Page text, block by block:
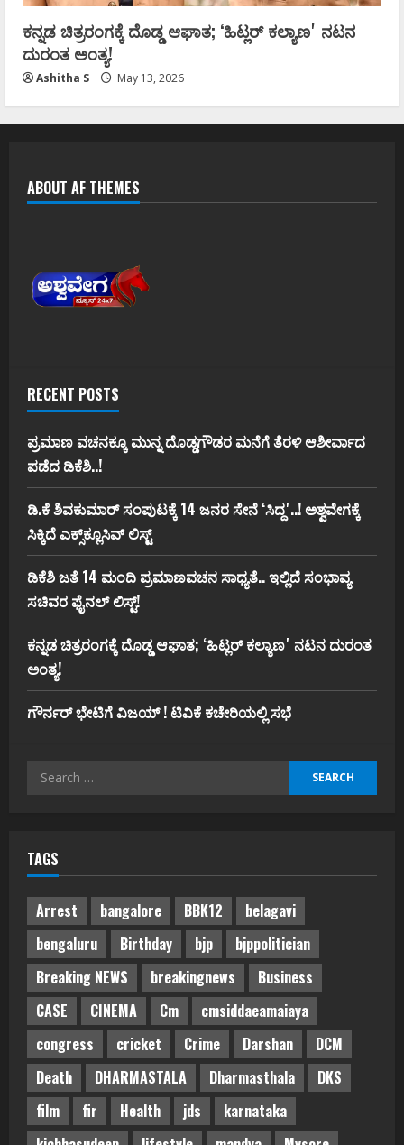
ಕನ್ನಡ ಚಿತ್ರರಂಗಕ್ಕೆ ದೊಡ್ಡ ಆಘಾತ; ʻಹಿಟ್ಲರ್ ಕಲ್ಯಾಣʼ ನಟನ
ದುರಂತ ಅಂತ್ಯ!
Ashitha S May 13, 2026
ABOUT AF THEMES
RECENT POSTS
ಪ್ರಮಾಣ ವಚನಕ್ಕೂ ಮುನ್ನ ದೊಡ್ಡಗೌಡರ ಮನೆಗೆ ತೆರಳಿ ಆಶೀರ್ವಾದ
ಪಡೆದ ಡಿಕೆಶಿ..!
ಡಿ.ಕೆ ಶಿವಕುಮಾರ್‌ ಸಂಪುಟಕ್ಕೆ 14 ಜನರ ಸೇನೆ ʻಸಿದ್ದʼ..! ಅಶ್ವವೇಗಕ್ಕೆ
ಸಿಕ್ಕಿದೆ ಎಕ್ಸ್‌ಕ್ಲೂಸಿವ್‌ ಲಿಸ್ಟ್‌
ಡಿಕೆಶಿ ಜತೆ 14 ಮಂದಿ ಪ್ರಮಾಣವಚನ ಸಾಧ್ಯತೆ.. ಇಲ್ಲಿದೆ ಸಂಭಾವ್ಯ
ಸಚಿವರ ಫೈನಲ್ ಲಿಸ್ಟ್‌!
ಕನ್ನಡ ಚಿತ್ರರಂಗಕ್ಕೆ ದೊಡ್ಡ ಆಘಾತ; ʻಹಿಟ್ಲರ್ ಕಲ್ಯಾಣʼ ನಟನ ದುರಂತ
ಅಂತ್ಯ!
ಗೌರ್ನರ್‌ ಭೇಟಿಗೆ ವಿಜಯ್‌ ! ಟಿವಿಕೆ ಕಚೇರಿಯಲ್ಲಿ ಸಭೆ
Search
TAGS
Arrest bangalore BBK12
belagavi
bengaluru
Birthday bjp
bjppolitician
Breaking NEWS
breakingnews
Business
CASE
CINEMA Cm
cmsiddaeamaiaya
congress
cricket Crime Darshan
DCM
Death
DHARMASTALA Dharmasthala
DKS
film
fir Health jds
karnataka